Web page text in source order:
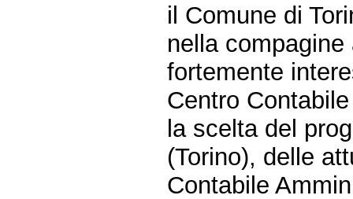
il Comune di
nella
fortemente
Centro
la scelta del
(Torino), delle
Contabile